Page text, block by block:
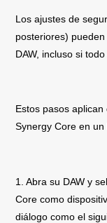
Los ajustes de
posteriores)
DAW, incluso si
Estos pasos
Synergy Core en
1. Abra su DAW y
Core como
diálogo como el